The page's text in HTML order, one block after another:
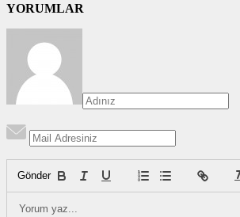
YORUMLAR
Gönder